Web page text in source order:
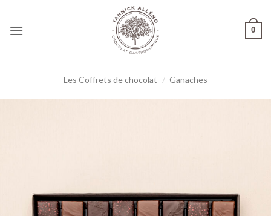
0
Les Coffrets de chocolat / Ganaches